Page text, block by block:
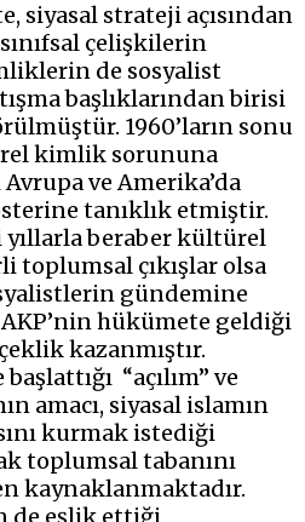
siyasal strateji açısından
çelişkilerin
de sosyalist
başlıklarından birisi
1960’ların sonu
kimlik sorununa
ve Amerika’da
tanıklık etmiştir.
yıllarla beraber kültürel
toplumsal çıkışlar olsa
gündemine
hükümete geldiği
kazanmıştır.
“açılım” ve
amacı, siyasal islamın
kurmak istediği
toplumsal tabanını
kaynaklanmaktadır.